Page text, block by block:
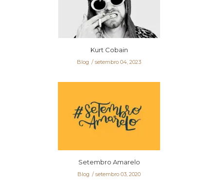
Kurt Cobain
Blog setembro 04, 2023
Setembro Amarelo
Blog setembro 03, 2020